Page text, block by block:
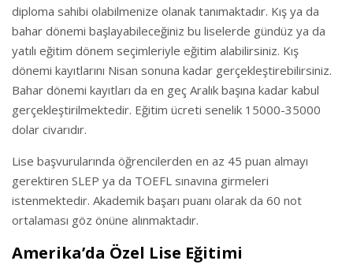
diploma sahibi olabilmenize olanak tanımaktadır. Kış ya da
bahar dönemi başlayabileceğiniz bu liselerde gündüz ya da
yatılı eğitim dönem seçimleriyle eğitim alabilirsiniz. Kış
dönemi kayıtlarını Nisan sonuna kadar gerçekleştirebilirsiniz.
Bahar dönemi kayıtları da en geç Aralık başına kadar kabul
gerçekleştirilmektedir. Eğitim ücreti senelik 15000-35000
dolar civarıdır.
Lise başvurularında öğrencilerden en az 45 puan almayı
gerektiren SLEP ya da TOEFL sınavına girmeleri
istenmektedir. Akademik başarı puanı olarak da 60 not
ortalaması göz önüne alınmaktadır.
Amerika’da Özel Lise Eğitimi